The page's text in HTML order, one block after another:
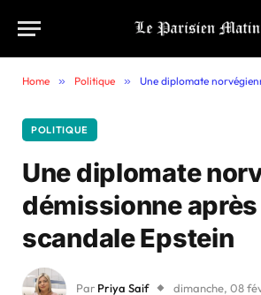
Home » Politique » Une diplomate norvégienne
POLITIQUE
Une diplomate
démissionne après
scandale Epstein
Par Priya Saif dimanche, 08